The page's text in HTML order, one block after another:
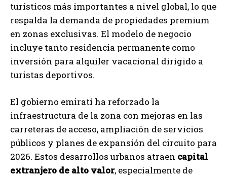
turísticos más importantes a nivel global, lo que
respalda la demanda de propiedades premium
en zonas exclusivas. El modelo de negocio
incluye tanto residencia permanente como
inversión para alquiler vacacional dirigido a
turistas deportivos.
El gobierno emiratí ha reforzado la
infraestructura de la zona con mejoras en las
carreteras de acceso, ampliación de servicios
públicos y planes de expansión del circuito para
2026. Estos desarrollos urbanos atraen capital
extranjero de alto valor, especialmente de